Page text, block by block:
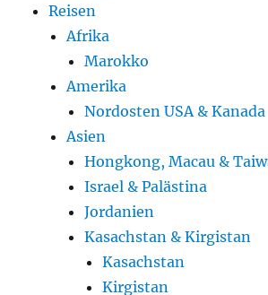
Reisen
Afrika
Marokko
Amerika
Nordosten USA & Kanada
Asien
Hongkong, Macau &
Israel & Palästina
Jordanien
Kasachstan & Kirgistan
Kasachstan
Kirgistan